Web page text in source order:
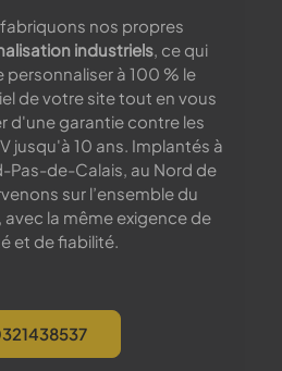
nos propres
industriels, ce qui
à 100 % le
de votre site tout en vous
d'une garantie contre les
jusqu'à 10 ans. Implantés à
Pas-de-Calais, au Nord de
sur l’ensemble du
la même exigence de
et de fiabilité.